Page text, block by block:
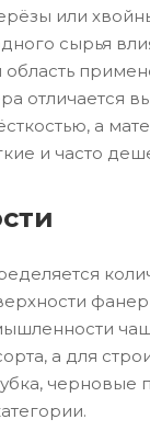
или
сырья
область
отличается
а
и часто
а для
черновые